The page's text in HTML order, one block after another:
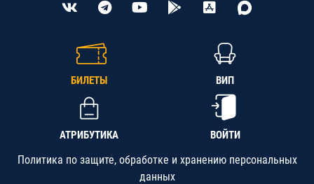
БИЛЕТЫ ВИП
АТРИБУТИКА ВОЙТИ
Политика по защите, обработке и хранению персональных
данных